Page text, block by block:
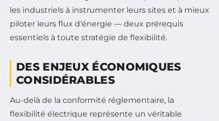
les industriels à instrumenter leurs sites et à mieux
piloter leurs flux d'énergie — deux prérequis
essentiels à toute stratégie de flexibilité.
DES ENJEUX ÉCONOMIQUES
CONSIDÉRABLES
Au-delà de la conformité réglementaire, la
flexibilité électrique représente un véritable